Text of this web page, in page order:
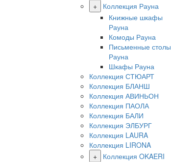
+
Коллекция Рауна
Книжные шкафы
Рауна
Комоды Рауна
Письменные столы
Рауна
Шкафы Рауна
Коллекция СТЮАРТ
Коллекция БЛАНШ
Коллекция АВИНЬОН
Коллекция ПАОЛА
Коллекция БАЛИ
Коллекция ЭЛБУРГ
Коллекция LAURA
Коллекция LIRONA
+
Коллекция OKAERI